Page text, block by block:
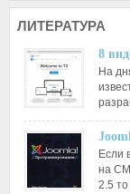
ЛИТЕРАТУРА
8
На
Если
на
2.5